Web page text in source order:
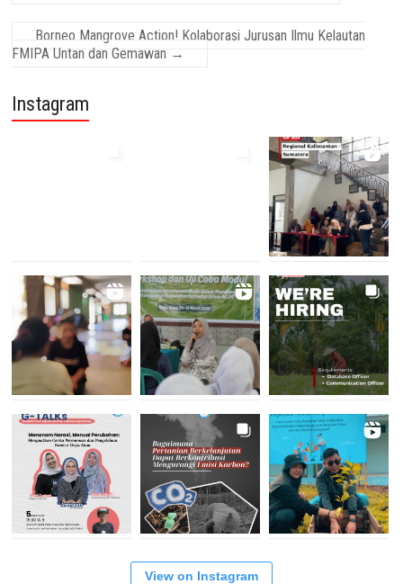
Borneo Mangrove Action! Kolaborasi Jurusan Ilmu Kelautan
FMIPA Untan dan Gemawan →
Instagram
View on Instagram